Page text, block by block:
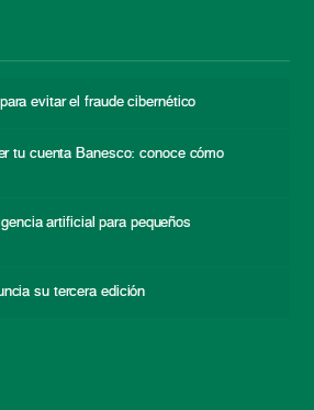
evitar el fraude cibernético
tu cuenta Banesco: conoce cómo
artificial para pequeños
su tercera edición